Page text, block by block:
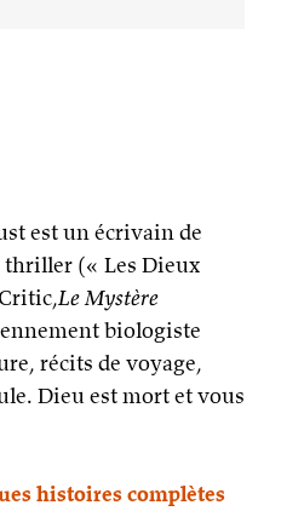
est un écrivain de
thriller (« Les Dieux
Le Mystère
biologiste
récits de voyage,
Dieu est mort et vous
histoires complètes